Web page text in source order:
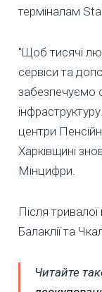
терміналам
"Щоб тисячі
сервіси та
забезпечуємо
центри
Харківщині
Мінцифри.
Після
Балаклії та
Читайте